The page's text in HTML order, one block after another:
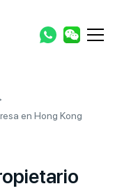
en Hong Kong